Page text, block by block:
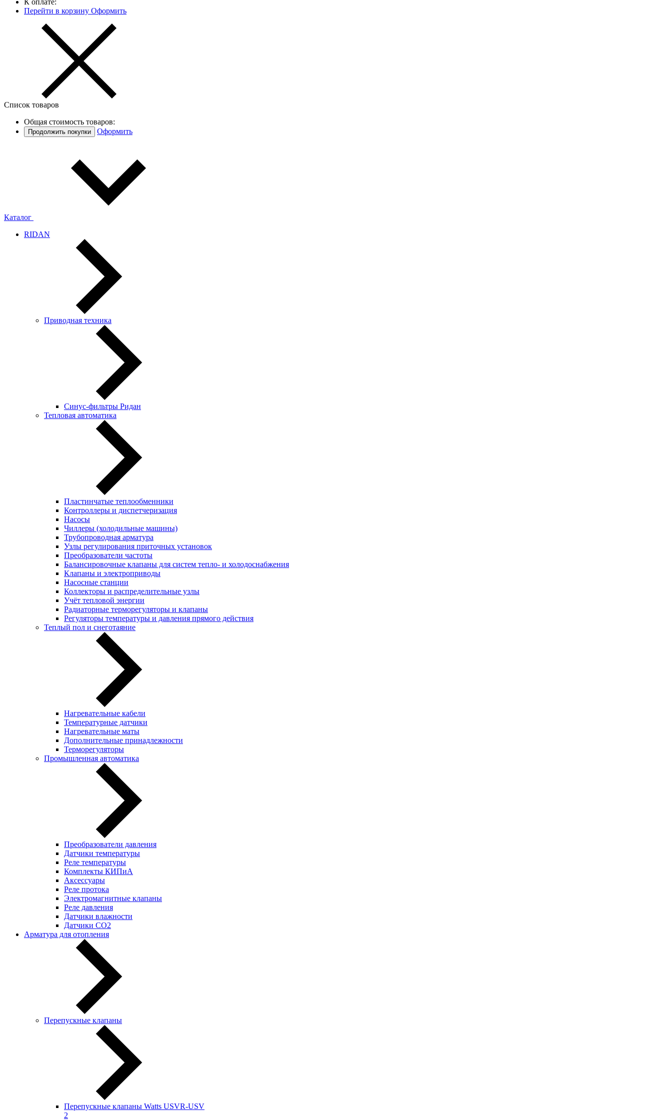
К оплате:
Перейти в корзину Оформить
Список товаров
Общая стоимость товаров:
Продолжить покупки Оформить
Каталог
RIDAN
Приводная техника
Синус-фильтры Ридан
Тепловая автоматика
Пластинчатые теплообменники
Контроллеры и диспетчеризация
Насосы
Чиллеры (холодильные машины)
Трубопроводная арматура
Узлы регулирования приточных установок
Преобразователи частоты
Балансировочные клапаны для систем тепло- и холодоснабжения
Клапаны и электроприводы
Насосные станции
Коллекторы и распределительные узлы
Учёт тепловой энергии
Радиаторные терморегуляторы и клапаны
Регуляторы температуры и давления прямого действия
Теплый пол и снеготаяние
Нагревательные кабели
Температурные датчики
Нагревательные маты
Дополнительные принадлежности
Терморегуляторы
Промышленная автоматика
Преобразователи давления
Датчики температуры
Реле температуры
Комплекты КИПиА
Аксессуары
Реле протока
Электромагнитные клапаны
Реле давления
Датчики влажности
Датчики CO2
Арматура для отопления
Перепускные клапаны
Перепускные клапаны Watts USVR-USV
2